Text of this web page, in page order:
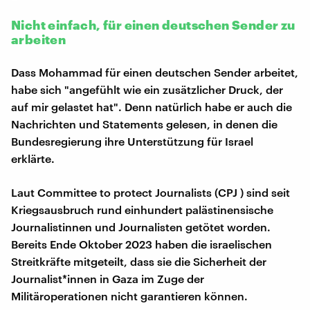
Nicht einfach, für einen deutschen Sender zu
arbeiten
Dass Mohammad für einen deutschen Sender arbeitet,
habe sich "angefühlt wie ein zusätzlicher Druck, der
auf mir gelastet hat". Denn natürlich habe er auch die
Nachrichten und Statements gelesen, in denen die
Bundesregierung ihre Unterstützung für Israel
erklärte.
Laut Committee to protect Journalists (CPJ ) sind seit
Kriegsausbruch rund einhundert palästinensische
Journalistinnen und Journalisten getötet worden.
Bereits Ende Oktober 2023 haben die israelischen
Streitkräfte mitgeteilt, dass sie die Sicherheit der
Journalist*innen in Gaza im Zuge der
Militäroperationen nicht garantieren können.